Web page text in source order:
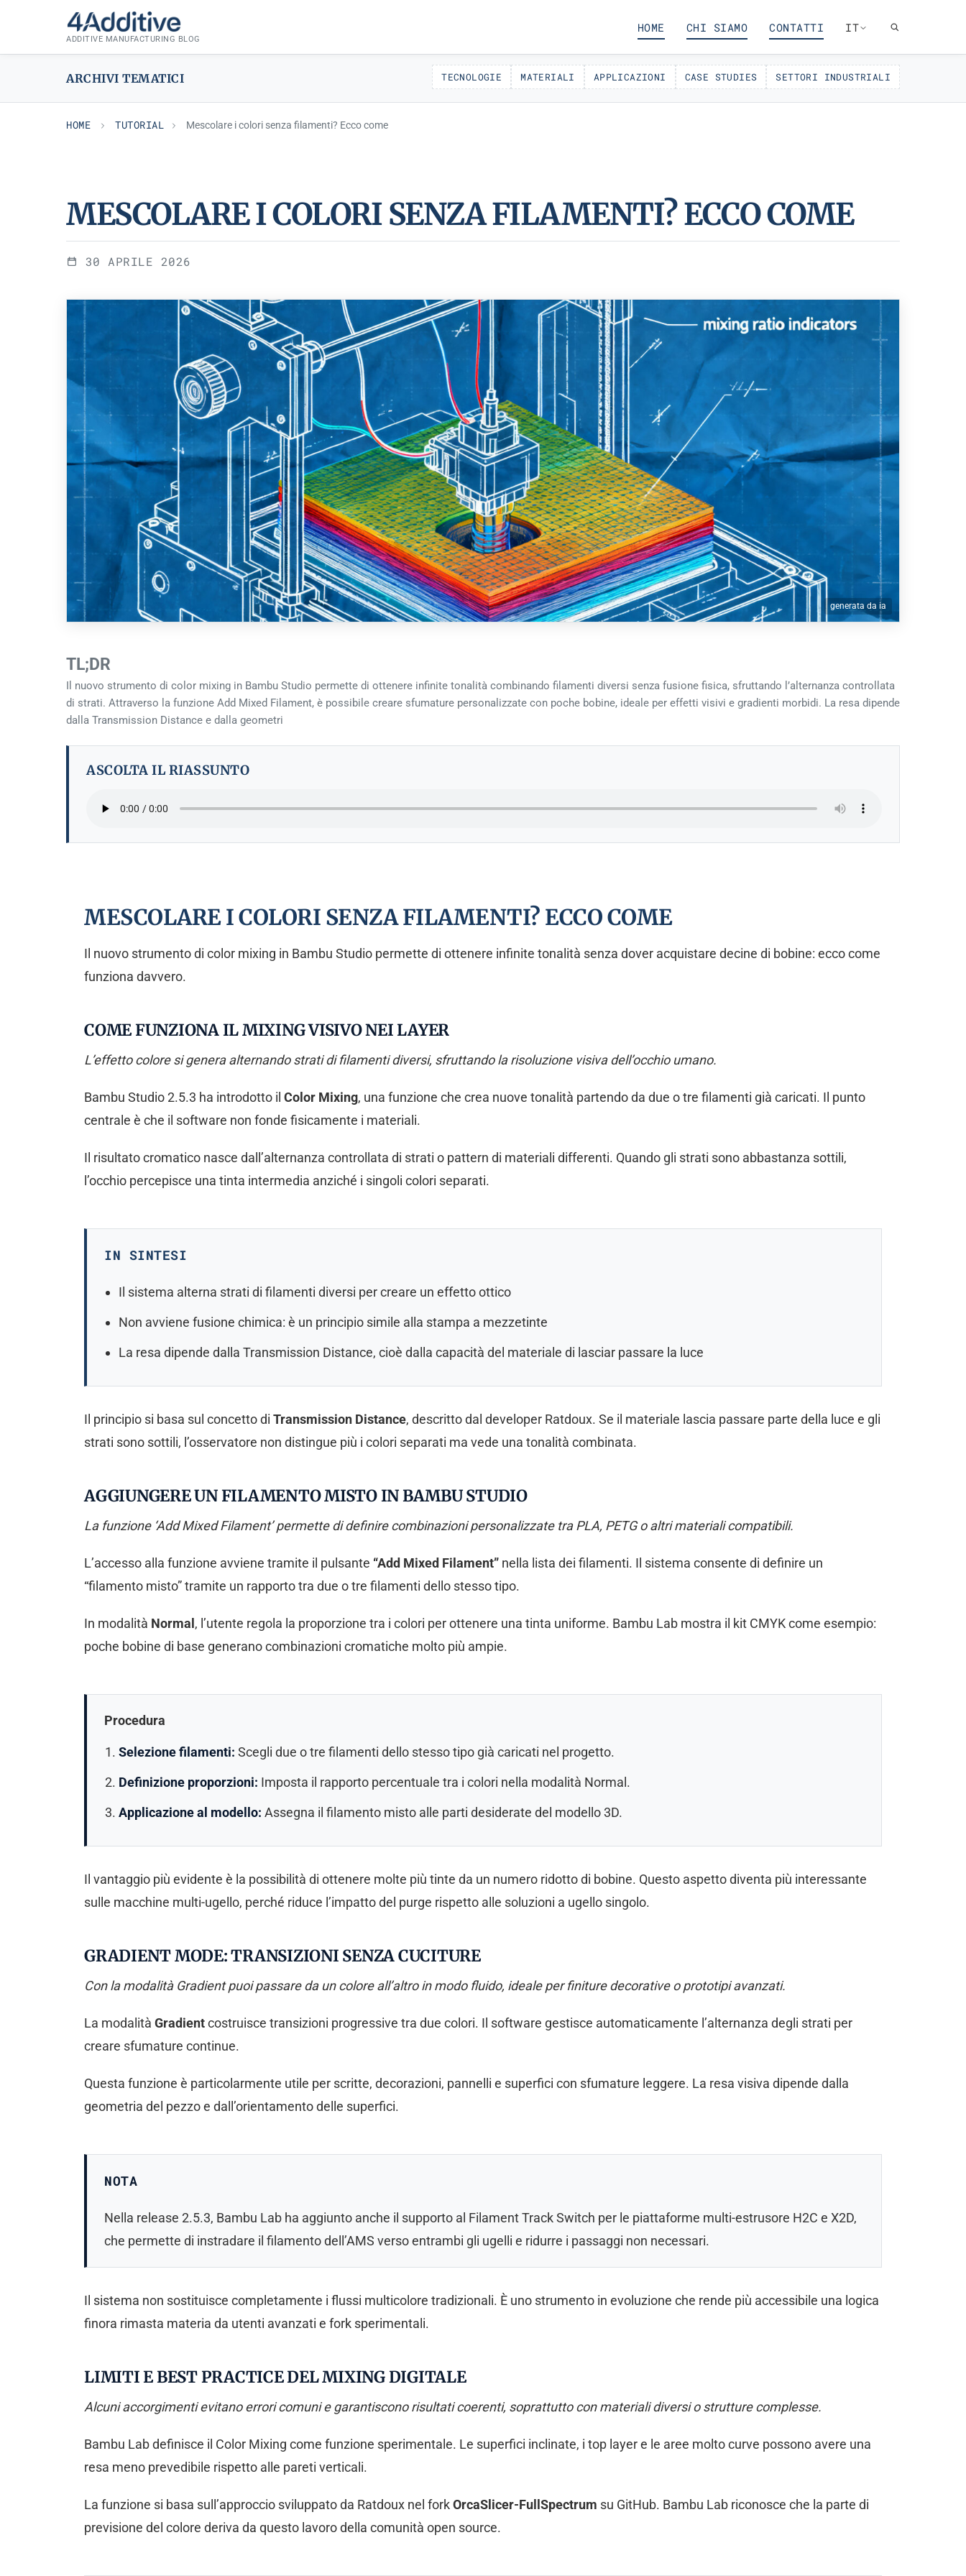
ADDITIVE MANUFACTURING BLOG
HOME CHI SIAMO CONTATTI IT
ARCHIVI TEMATICI TECNOLOGIE MATERIALI APPLICAZIONI CASE STUDIES SETTORI INDUSTRIALI
HOME TUTORIAL Mescolare i colori senza filamenti? Ecco come
TUTORIAL
MESCOLARE I COLORI SENZA FILAMENTI? ECCO COME
30 APRILE 2026
generata da ia
TL;DR
Il nuovo strumento di color mixing in Bambu Studio permette di ottenere infinite tonalità combinando filamenti diversi senza fusione fisica, sfruttando l’alternanza controllata
di strati. Attraverso la funzione Add Mixed Filament, è possibile creare sfumature personalizzate con poche bobine, ideale per effetti visivi e gradienti morbidi. La resa dipende
dalla Transmission Distance e dalla geometri
ASCOLTA IL RIASSUNTO
MESCOLARE I COLORI SENZA FILAMENTI? ECCO COME
Il nuovo strumento di color mixing in Bambu Studio permette di ottenere infinite tonalità senza dover acquistare decine di bobine: ecco come
funziona davvero.
COME FUNZIONA IL MIXING VISIVO NEI LAYER
L’effetto colore si genera alternando strati di filamenti diversi, sfruttando la risoluzione visiva dell’occhio umano.
Bambu Studio 2.5.3 ha introdotto il Color Mixing, una funzione che crea nuove tonalità partendo da due o tre filamenti già caricati. Il punto
centrale è che il software non fonde fisicamente i materiali.
Il risultato cromatico nasce dall’alternanza controllata di strati o pattern di materiali differenti. Quando gli strati sono abbastanza sottili,
l’occhio percepisce una tinta intermedia anziché i singoli colori separati.
IN SINTESI
Il sistema alterna strati di filamenti diversi per creare un effetto ottico
Non avviene fusione chimica: è un principio simile alla stampa a mezzetinte
La resa dipende dalla Transmission Distance, cioè dalla capacità del materiale di lasciar passare la luce
Il principio si basa sul concetto di Transmission Distance, descritto dal developer Ratdoux. Se il materiale lascia passare parte della luce e gli
strati sono sottili, l’osservatore non distingue più i colori separati ma vede una tonalità combinata.
AGGIUNGERE UN FILAMENTO MISTO IN BAMBU STUDIO
La funzione ‘Add Mixed Filament’ permette di definire combinazioni personalizzate tra PLA, PETG o altri materiali compatibili.
L’accesso alla funzione avviene tramite il pulsante “Add Mixed Filament” nella lista dei filamenti. Il sistema consente di definire un
“filamento misto” tramite un rapporto tra due o tre filamenti dello stesso tipo.
In modalità Normal, l’utente regola la proporzione tra i colori per ottenere una tinta uniforme. Bambu Lab mostra il kit CMYK come esempio:
poche bobine di base generano combinazioni cromatiche molto più ampie.
Procedura
Selezione filamenti: Scegli due o tre filamenti dello stesso tipo già caricati nel progetto.
Definizione proporzioni: Imposta il rapporto percentuale tra i colori nella modalità Normal.
Applicazione al modello: Assegna il filamento misto alle parti desiderate del modello 3D.
Il vantaggio più evidente è la possibilità di ottenere molte più tinte da un numero ridotto di bobine. Questo aspetto diventa più interessante
sulle macchine multi-ugello, perché riduce l’impatto del purge rispetto alle soluzioni a ugello singolo.
GRADIENT MODE: TRANSIZIONI SENZA CUCITURE
Con la modalità Gradient puoi passare da un colore all’altro in modo fluido, ideale per finiture decorative o prototipi avanzati.
La modalità Gradientcostruisce transizioni progressive tra due colori. Il software gestisce automaticamente l’alternanza degli strati per
creare sfumature continue.
Questa funzione è particolarmente utile per scritte, decorazioni, pannelli e superfici con sfumature leggere. La resa visiva dipende dalla
geometria del pezzo e dall’orientamento delle superfici.
NOTA
Nella release 2.5.3, Bambu Lab ha aggiunto anche il supporto al Filament Track Switch per le piattaforme multi-estrusore H2C e X2D,
che permette di instradare il filamento dell’AMS verso entrambi gli ugelli e ridurre i passaggi non necessari.
Il sistema non sostituisce completamente i flussi multicolore tradizionali. È uno strumento in evoluzione che rende più accessibile una logica
finora rimasta materia da utenti avanzati e fork sperimentali.
LIMITI E BEST PRACTICE DEL MIXING DIGITALE
Alcuni accorgimenti evitano errori comuni e garantiscono risultati coerenti, soprattutto con materiali diversi o strutture complesse.
Bambu Lab definisce il Color Mixing come funzione sperimentale. Le superfici inclinate, i top layer e le aree molto curve possono avere una
resa meno prevedibile rispetto alle pareti verticali.
La funzione si basa sull’approccio sviluppato da Ratdoux nel forkOrcaSlicer-FullSpectrum su GitHub. Bambu Lab riconosce che la parte di
previsione del colore deriva da questo lavoro della comunità open source.